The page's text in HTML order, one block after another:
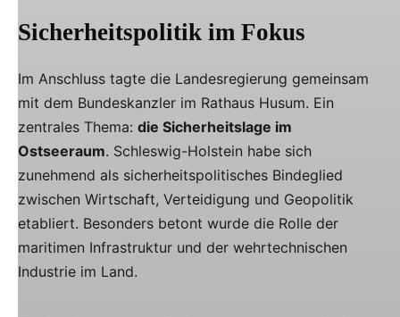
Sicherheitspolitik im Fokus
Im Anschluss tagte die Landesregierung gemeinsam
mit dem Bundeskanzler im Rathaus Husum. Ein
zentrales Thema: die Sicherheitslage im
Ostseeraum. Schleswig-Holstein habe sich
zunehmend als sicherheitspolitisches Bindeglied
zwischen Wirtschaft, Verteidigung und Geopolitik
etabliert. Besonders betont wurde die Rolle der
maritimen Infrastruktur und der wehrtechnischen
Industrie im Land.